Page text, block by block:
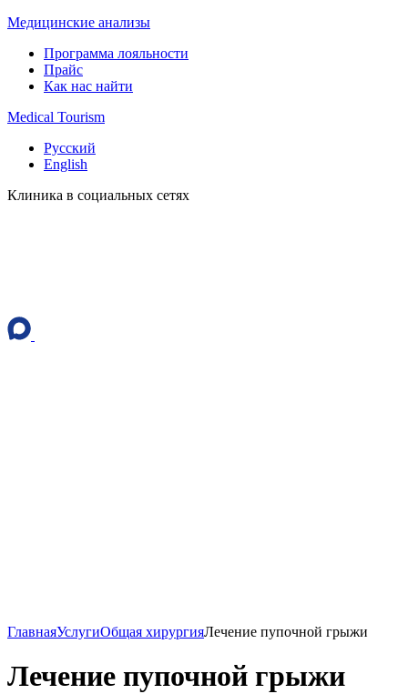
Медицинские анализы
Программа лояльности
Прайс
Как нас найти
Medical Tourism
Русский
English
Клиника в социальных сетях
ГлавнаяУслугиОбщая хирургияЛечение пупочной грыжи
Лечение пупочной грыжи